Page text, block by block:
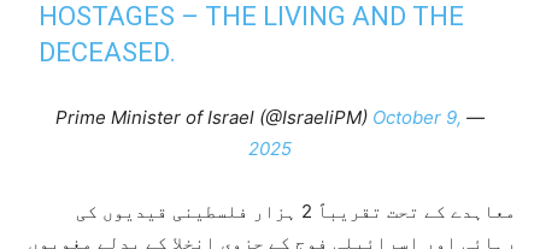
HOSTAGES – THE LIVING AND THE
DECEASED.
— Prime Minister of Israel (@IsraeliPM)
October 9,
2025
معاہدے کے تحت تقریباً 2 ہزار فلسطینی قیدیوں کی
رہائی اور اسرائیلی فوج کے جزوی انخلا کے بدلے مغویوں